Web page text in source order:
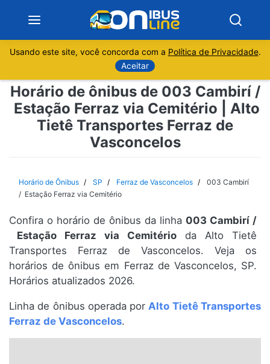
Sobre
Minas Gerais
Rio de Janeiro
Espírito Santo
Paraná
Santa Catarina
Rio Grande do Sul
Usando este site, você concorda com a Política de Privacidade.
Aceitar
Horário de ônibus de 003 Cambirí /
Estação Ferraz via Cemitério | Alto
Tietê Transportes Ferraz de
Vasconcelos
Horário de Ônibus SP Ferraz de Vasconcelos
003 Cambirí
/ Estação Ferraz via Cemitério
Confira o horário de ônibus da linha 003 Cambirí /
Estação Ferraz via Cemitério da Alto Tietê
Transportes Ferraz de Vasconcelos. Veja os
horários de ônibus em Ferraz de Vasconcelos, SP.
Horários atualizados 2026.
Linha de ônibus operada porAlto Tietê Transportes
Ferraz de Vasconcelos.